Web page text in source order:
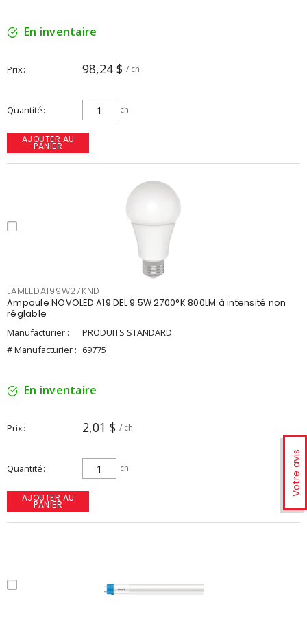
Votre avis
En inventaire
Prix 98,24 $ / ch
Quantité ch
AJOUTER AU
PANIER
LAMLEDA199W27KND
Ampoule NOVOLED A19 DEL 9.5W 2700°K 800LM à intensité non
réglable
Manufacturier :
PRODUITS STANDARD
# Manufacturier : 69775
En inventaire
Prix 2,01 $ / ch
Quantité ch
AJOUTER AU
PANIER